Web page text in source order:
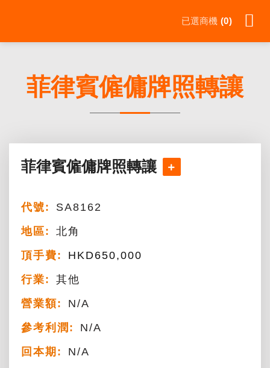
已選商機 0
菲律賓僱傭牌照轉讓
菲律賓僱傭牌照轉讓
代號:
SA8162
地區:
北角
頂手費:
HKD650,000
行業:
其他
營業額:
N/A
參考利潤:
N/A
回本期:
N/A